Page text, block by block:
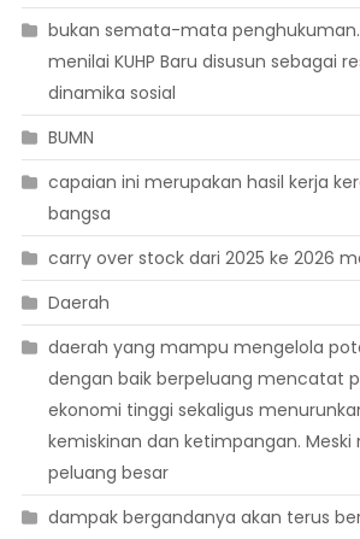
bukan semata-mata
menilai KUHP Baru disusun sebagai
dinamika sosial
BUMN
capaian ini merupakan hasil kerja
bangsa
carry over stock dari 2025 ke 2026
Daerah
daerah yang mampu mengelola
dengan baik berpeluang mencatat
ekonomi tinggi sekaligus
kemiskinan dan ketimpangan. Meski
peluang besar
dampak bergandanya akan terus